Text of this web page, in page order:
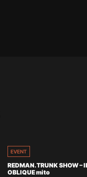
EVENT
REDMAN.TRUNK SHOW
OBLIQUE mito